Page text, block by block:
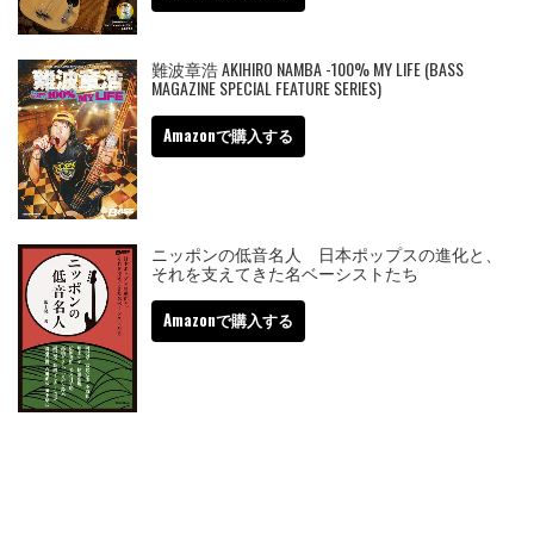
難波章浩 AKIHIRO NAMBA -100% MY LIFE (BASS
MAGAZINE SPECIAL FEATURE SERIES)
Amazonで購入する
ニッポンの低音名人 日本ポップスの進化と、
それを支えてきた名ベーシストたち
Amazonで購入する